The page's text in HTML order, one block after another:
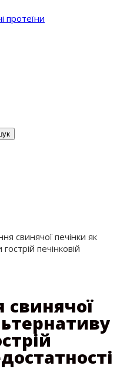
протеїни
свинячої печінки як
печінковій
свинячої